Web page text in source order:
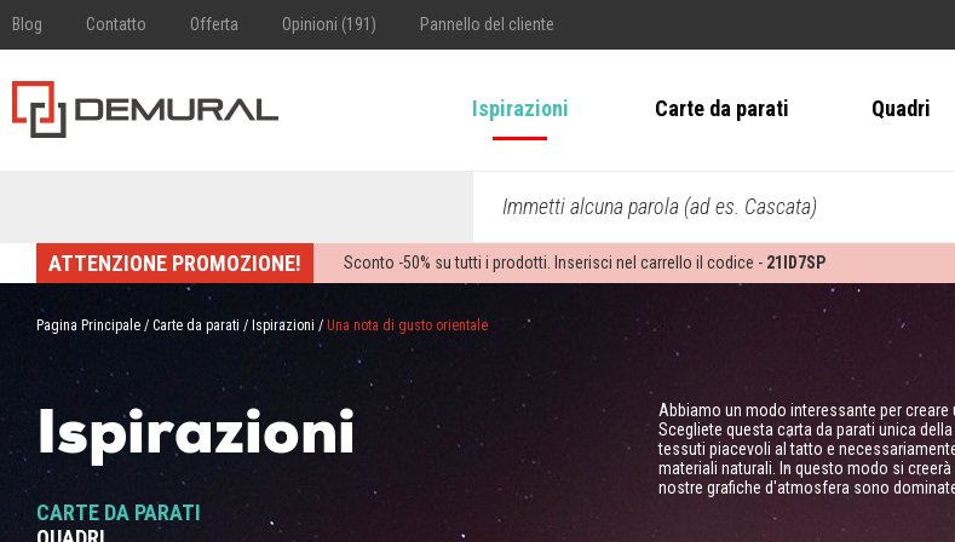
Blog Contatto Offerta Opinioni (191) Pannello del cliente
Ispirazioni Carte da parati Quadri
Immetti alcuna parola (ad es. Cascata)
ATTENZIONE PROMOZIONE! Sconto -50% su tutti i prodotti. Inserisci nel carrello il codice - 21ID7SP
Pagina Principale / Carte da parati / Ispirazioni / Una nota di gusto orientale
Ispirazioni
CARTE DA PARATI
Abbiamo un modo interessante per
Scegliete questa carta da parati unica
tessuti piacevoli al tatto e
materiali naturali. In questo modo si
nostre grafiche d'atmosfera sono